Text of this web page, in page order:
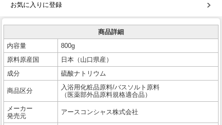
お気に入りに登録
商品詳細
内容量
800g
原料原産国
日本（山口県産）
成分
硫酸ナトリウム
商品区分
入浴用化粧品原料/バスソルト原料
（医薬部外品原料規格適合品）
メーカー
発売元
アースコンシャス株式会社